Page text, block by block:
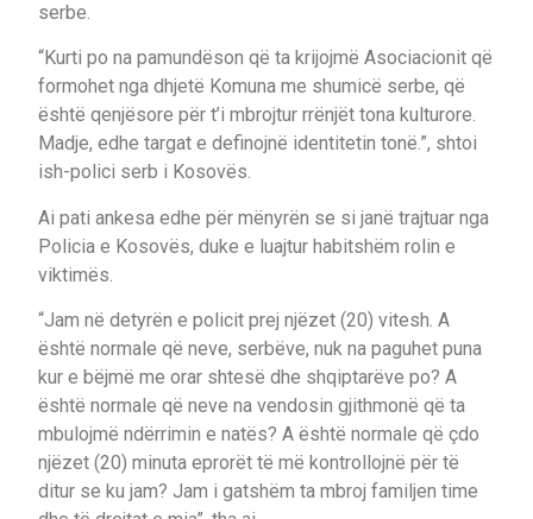
serbe.
“Kurti po na pamundëson që ta krijojmë Asociacionit që
formohet nga dhjetë Komuna me shumicë serbe, që
është qenjësore për t’i mbrojtur rrënjët tona kulturore.
Madje, edhe targat e definojnë identitetin tonë.”, shtoi
ish-polici serb i Kosovës.
Ai pati ankesa edhe për mënyrën se si janë trajtuar nga
Policia e Kosovës, duke e luajtur habitshëm rolin e
viktimës.
“Jam në detyrën e policit prej njëzet (20) vitesh. A
është normale që neve, serbëve, nuk na paguhet puna
kur e bëjmë me orar shtesë dhe shqiptarëve po? A
është normale që neve na vendosin gjithmonë që ta
mbulojmë ndërrimin e natës? A është normale që çdo
njëzet (20) minuta eprorët të më kontrollojnë për të
ditur se ku jam? Jam i gatshëm ta mbroj familjen time